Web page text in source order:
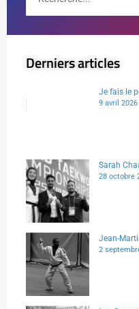
Derniers articles
Je fais le
9 avril 2026
Sarah
28 octobre
Jean-
2